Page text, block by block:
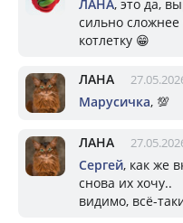
ЛАНА, это да,
сильно
котлетку 😁
ЛАНА
Марусичка, 💯
ЛАНА
Сергей, как же
снова их хочу..
видимо, всё-